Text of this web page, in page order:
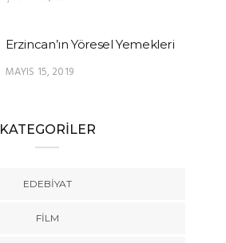
Erzincan’ın Yöresel Yemekleri
MAYIS 15, 2019
KATEGORİLER
EDEBIYAT
FILM